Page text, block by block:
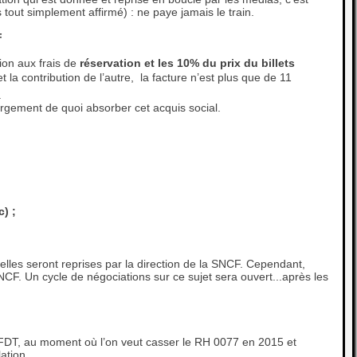
simplement affirmé) : ne paye jamais le train.
aux frais de réservation et les 10% du prix du billets
la contribution de l’autre, la facture n’est plus que de 11
de quoi absorber cet acquis social.
) ;
seront reprises par la direction de la SNCF. Cependant,
Un cycle de négociations sur ce sujet sera ouvert...après les
au moment où l’on veut casser le RH 0077 en 2015 et